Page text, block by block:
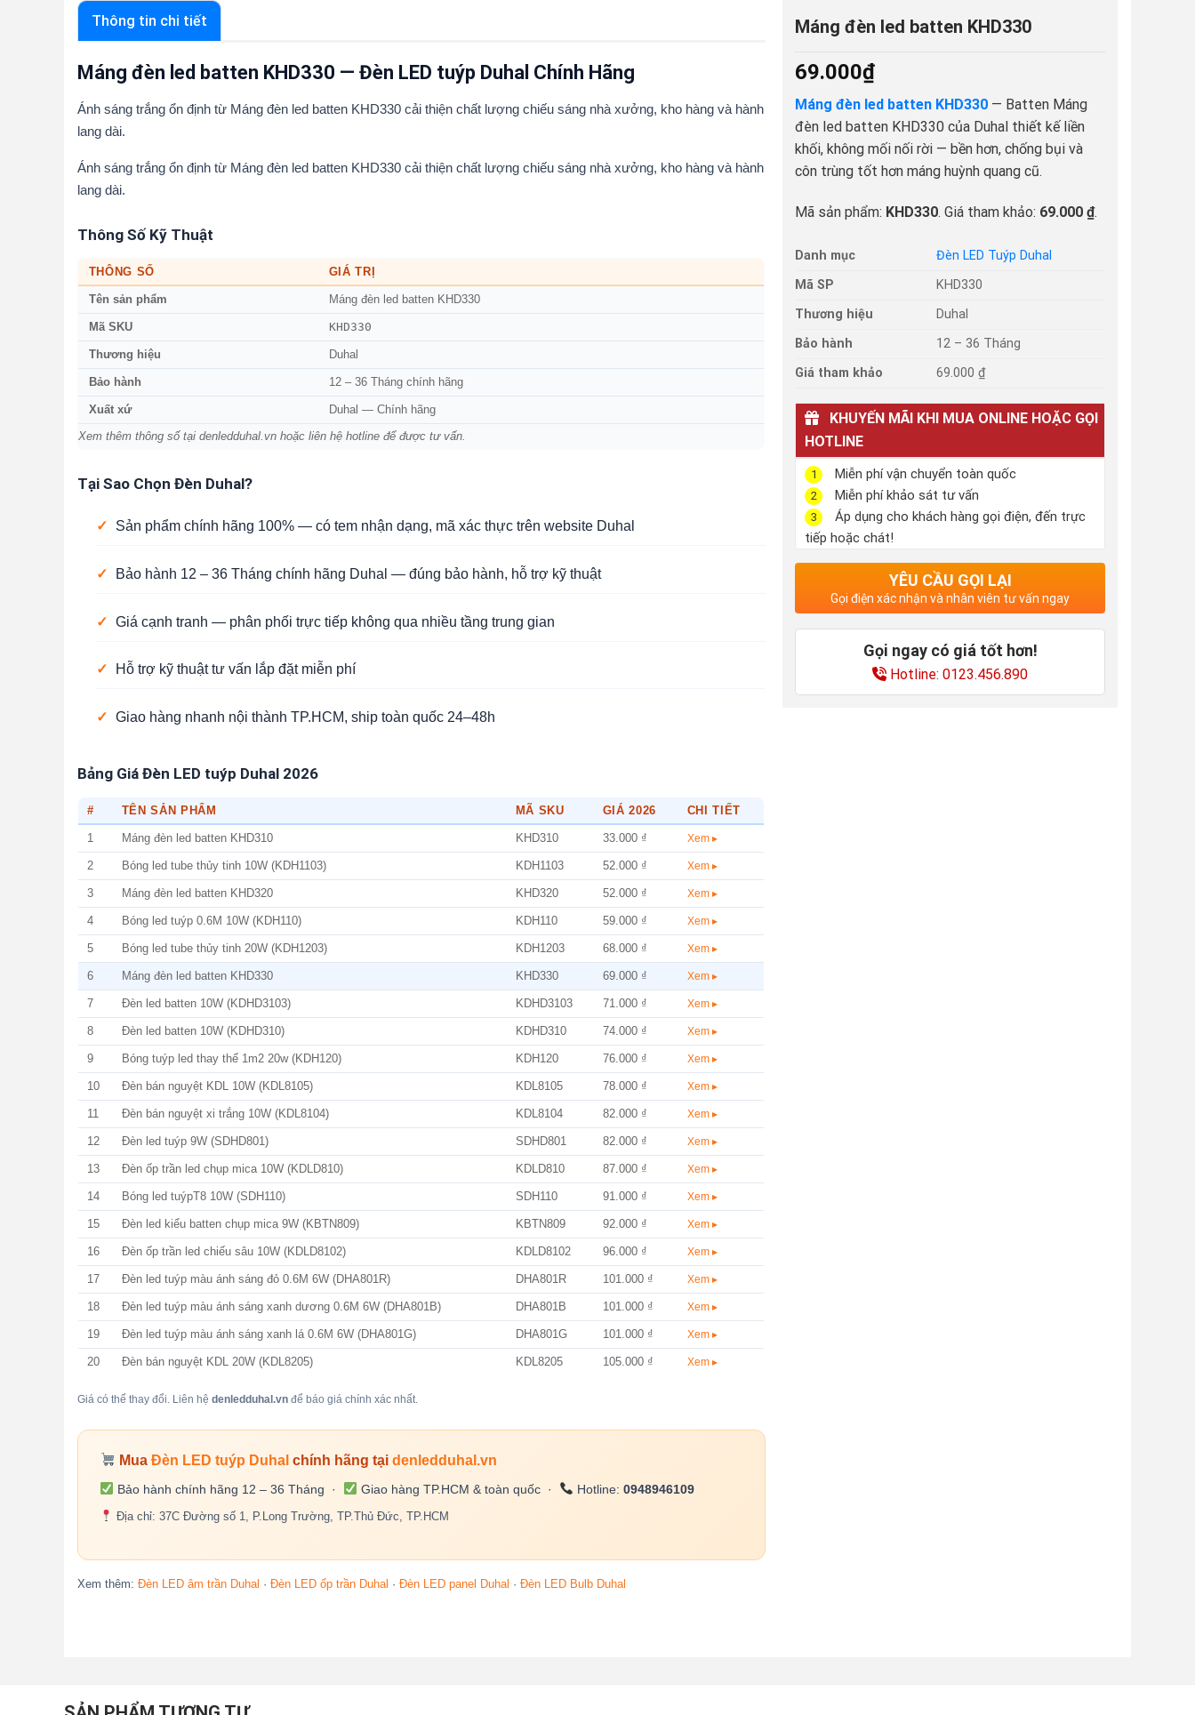
Thông tin chi tiết
Máng đèn led batten KHD330 — Đèn LED tuýp Duhal Chính Hãng
Ánh sáng trắng ổn định từ Máng đèn led batten KHD330 cải thiện chất lượng chiếu sáng nhà xưởng, kho hàng và hành
lang dài.
Ánh sáng trắng ổn định từ Máng đèn led batten KHD330 cải thiện chất lượng chiếu sáng nhà xưởng, kho hàng và hành
lang dài.
Thông Số Kỹ Thuật
THÔNG SỐ GIÁ TRỊ
Tên sản phẩm Máng đèn led batten KHD330
Mã SKU KHD330
Thương hiệu Duhal
Bảo hành 12 – 36 Tháng chính hãng
Xuất xứ Duhal — Chính hãng
Xem thêm thông số tại denledduhal.vn hoặc liên hệ hotline để được tư vấn.
Tại Sao Chọn Đèn Duhal?
✓ Sản phẩm chính hãng 100% — có tem nhận dạng, mã xác thực trên website Duhal
✓ Bảo hành 12 – 36 Tháng chính hãng Duhal — đúng bảo hành, hỗ trợ kỹ thuật
✓ Giá cạnh tranh — phân phối trực tiếp không qua nhiều tầng trung gian
✓ Hỗ trợ kỹ thuật tư vấn lắp đặt miễn phí
✓ Giao hàng nhanh nội thành TP.HCM, ship toàn quốc 24–48h
Bảng Giá Đèn LED tuýp Duhal 2026
# TÊN SẢN PHẨM MÃ SKU GIÁ 2026 CHI TIẾT
1 Máng đèn led batten KHD310 KHD310 33.000 ₫ Xem ▸
2 Bóng led tube thủy tinh 10W (KDH1103) KDH1103 52.000 ₫ Xem ▸
3 Máng đèn led batten KHD320 KHD320 52.000 ₫ Xem ▸
4 Bóng led tuýp 0.6M 10W (KDH110) KDH110 59.000 ₫ Xem ▸
5 Bóng led tube thủy tinh 20W (KDH1203) KDH1203 68.000 ₫ Xem ▸
6 Máng đèn led batten KHD330 KHD330 69.000 ₫ Xem ▸
7 Đèn led batten 10W (KDHD3103) KDHD3103 71.000 ₫ Xem ▸
8 Đèn led batten 10W (KDHD310) KDHD310 74.000 ₫ Xem ▸
9 Bóng tuýp led thay thế 1m2 20w (KDH120) KDH120 76.000 ₫ Xem ▸
10 Đèn bán nguyệt KDL 10W (KDL8105) KDL8105 78.000 ₫ Xem ▸
11 Đèn bán nguyệt xi trắng 10W (KDL8104) KDL8104 82.000 ₫ Xem ▸
12 Đèn led tuýp 9W (SDHD801) SDHD801 82.000 ₫ Xem ▸
13 Đèn ốp trần led chụp mica 10W (KDLD810) KDLD810 87.000 ₫ Xem ▸
14 Bóng led tuýpT8 10W (SDH110) SDH110 91.000 ₫ Xem ▸
15 Đèn led kiểu batten chụp mica 9W (KBTN809) KBTN809 92.000 ₫ Xem ▸
16 Đèn ốp trần led chiếu sâu 10W (KDLD8102) KDLD8102 96.000 ₫ Xem ▸
17 Đèn led tuýp màu ánh sáng đỏ 0.6M 6W (DHA801R) DHA801R 101.000 ₫ Xem ▸
18 Đèn led tuýp màu ánh sáng xanh dương 0.6M 6W (DHA801B) DHA801B 101.000 ₫ Xem ▸
19 Đèn led tuýp màu ánh sáng xanh lá 0.6M 6W (DHA801G) DHA801G 101.000 ₫ Xem ▸
20 Đèn bán nguyệt KDL 20W (KDL8205) KDL8205 105.000 ₫ Xem ▸
Giá có thể thay đổi. Liên hệ denledduhal.vnđể báo giá chính xác nhất.
MuaĐèn LED tuýp Duhal chính hãng tạidenledduhal.vn
Bảo hành chính hãng 12 – 36 Tháng · Giao hàng TP.HCM & toàn quốc · Hotline: 0948946109
Địa chỉ: 37C Đường số 1, P.Long Trường, TP.Thủ Đức, TP.HCM
Xem thêm: Đèn LED âm trần Duhal · Đèn LED ốp trần Duhal · Đèn LED panel Duhal · Đèn LED Bulb Duhal
Máng đèn led batten KHD330
69.000₫
Máng đèn led batten KHD330 — Batten Máng
đèn led batten KHD330 của Duhal thiết kế liền
khối, không mối nối rời — bền hơn, chống bụi và
côn trùng tốt hơn máng huỳnh quang cũ.
Mã sản phẩm: KHD330. Giá tham khảo: 69.000 ₫.
Danh mục
Đèn LED Tuýp Duhal
Mã SP
KHD330
Thương hiệu
Duhal
Bảo hành
12 – 36 Tháng
Giá tham khảo
69.000 ₫
KHUYẾN MÃI KHI MUA ONLINE HOẶC GỌI
HOTLINE
1 Miễn phí vận chuyển toàn quốc
2 Miễn phí khảo sát tư vấn
3
Áp dụng cho khách hàng gọi điện, đến trực
tiếp hoặc chát!
YÊU CẦU GỌI LẠI
Gọi điện xác nhận và nhân viên tư vấn ngay
Gọi ngay có giá tốt hơn!
Hotline: 0123.456.890